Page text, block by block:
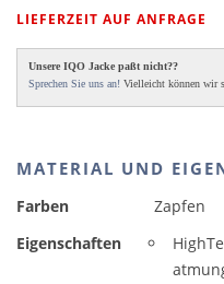
LIEFERZEIT AUF ANFRAGE
Unsere IQO Jacke paßt nicht??
Sprechen Sie uns an! Vielleicht können wir
MATERIAL UND
Farben
Zapfen
Eigenschaften